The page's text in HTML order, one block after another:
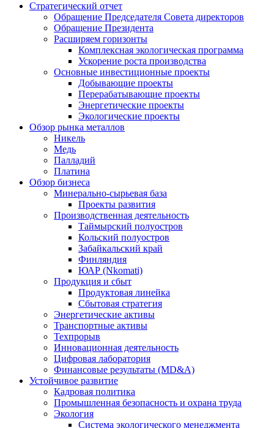
Стратегический отчет
Обращение Председателя Совета директоров
Обращение Президента
Расширяем горизонты
Комплексная экологическая программа
Ускорение роста производства
Основные инвестиционные проекты
Добывающие проекты
Перерабатывающие проекты
Энергетические проекты
Экологические проекты
Обзор рынка металлов
Никель
Медь
Палладий
Платина
Обзор бизнеса
Минерально-сырьевая база
Проекты развития
Производственная деятельность
Таймырский полуостров
Кольский полуостров
Забайкальский край
Финляндия
ЮАР (Nkomati)
Продукция и сбыт
Продуктовая линейка
Сбытовая стратегия
Энергетические активы
Транспортные активы
Техпрорыв
Инновационная деятельность
Цифровая лаборатория
Финансовые результаты (MD&A)
Устойчивое развитие
Кадровая политика
Промышленная безопасность и охрана труда
Экология
Система экологического менеджмента